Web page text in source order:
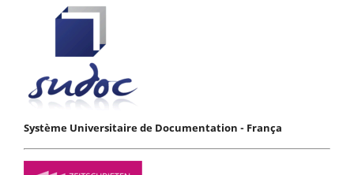
Système Universitaire de Documentation - França